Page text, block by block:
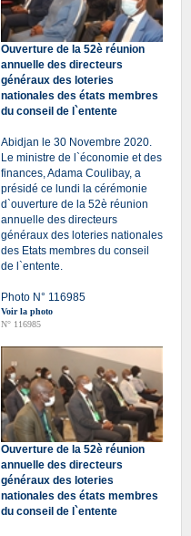
Ouverture de la 52è réunion
annuelle des directeurs
généraux des loteries
nationales des états membres
du conseil de l`entente
Abidjan le 30 Novembre 2020.
Le ministre de l`économie et des
finances, Adama Coulibay, a
présidé ce lundi la cérémonie
d`ouverture de la 52è réunion
annuelle des directeurs
généraux des loteries nationales
des Etats membres du conseil
de l`entente.
Photo N° 116985
Voir la photo
N° 116985
Ouverture de la 52è réunion
annuelle des directeurs
généraux des loteries
nationales des états membres
du conseil de l`entente